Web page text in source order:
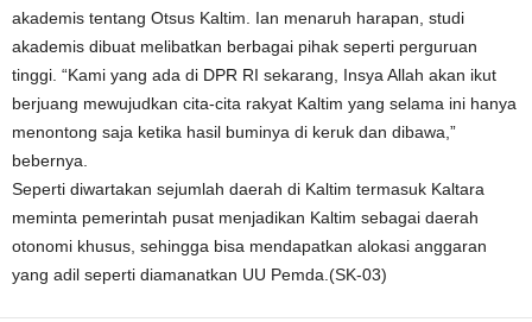
akademis tentang Otsus Kaltim. Ian menaruh harapan, studi
akademis dibuat melibatkan berbagai pihak seperti perguruan
tinggi. “Kami yang ada di DPR RI sekarang, Insya Allah akan ikut
berjuang mewujudkan cita-cita rakyat Kaltim yang selama ini hanya
menontong saja ketika hasil buminya di keruk dan dibawa,”
bebernya.
Seperti diwartakan sejumlah daerah di Kaltim termasuk Kaltara
meminta pemerintah pusat menjadikan Kaltim sebagai daerah
otonomi khusus, sehingga bisa mendapatkan alokasi anggaran
yang adil seperti diamanatkan UU Pemda.(SK-03)